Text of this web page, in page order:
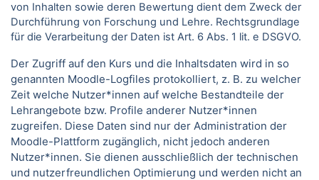
von Inhalten sowie deren Bewertung dient dem Zweck der
Durchführung von Forschung und Lehre. Rechtsgrundlage
für die Verarbeitung der Daten ist Art. 6 Abs. 1 lit. e DSGVO.
Der Zugriff auf den Kurs und die Inhaltsdaten wird in so
genannten Moodle-Logfiles protokolliert, z. B. zu welcher
Zeit welche Nutzer*innen auf welche Bestandteile der
Lehrangebote bzw. Profile anderer Nutzer*innen
zugreifen. Diese Daten sind nur der Administration der
Moodle-Plattform zugänglich, nicht jedoch anderen
Nutzer*innen. Sie dienen ausschließlich der technischen
und nutzerfreundlichen Optimierung und werden nicht an